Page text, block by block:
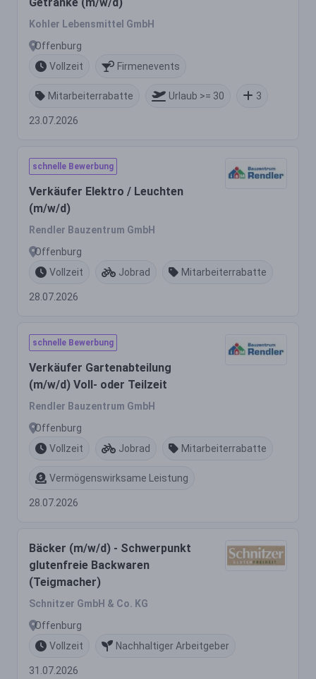
Kohler Lebensmittel GmbH
Offenburg
Vollzeit
Firmenevents
Mitarbeiterrabatte Urlaub >= 30 3
23.07.2026
schnelle Bewerbung
Verkäufer Elektro / Leuchten
(m/w/d)
Rendler Bauzentrum GmbH
Offenburg
Vollzeit
Jobrad Mitarbeiterrabatte
28.07.2026
schnelle Bewerbung
Verkäufer Gartenabteilung
(m/w/d) Voll- oder Teilzeit
Rendler Bauzentrum GmbH
Offenburg
Vollzeit
Jobrad Mitarbeiterrabatte
Vermögenswirksame Leistung
28.07.2026
Bäcker (m/w/d) - Schwerpunkt
glutenfreie Backwaren
(Teigmacher)
Schnitzer GmbH & Co. KG
Offenburg
Vollzeit
Nachhaltiger Arbeitgeber
31.07.2026